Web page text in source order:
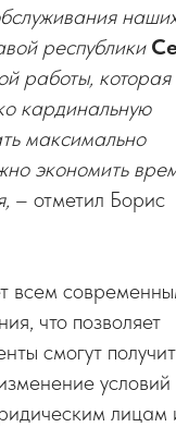
республики
работы, которая
кардинальную
максимально
экономить
– отметил Борис
всем
что позволяет
смогут
условий
лицам